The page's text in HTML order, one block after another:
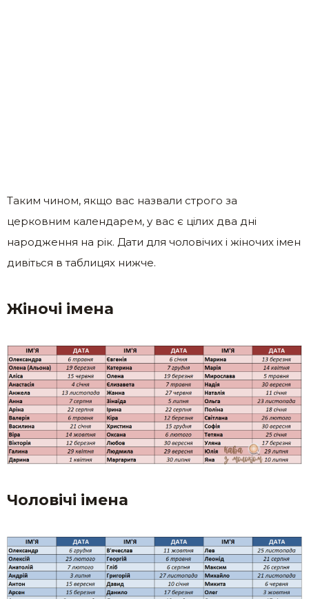
Таким чином, якщо вас назвали строго за
церковним календарем, у вас є цілих два дні
народження на рік. Дати для чоловічих і жіночих імен
дивіться в таблицях нижче.
Жіночі імена
Чоловічі імена